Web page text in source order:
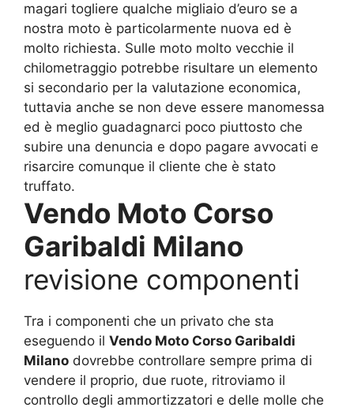
magari togliere qualche migliaio d’euro se a
nostra moto è particolarmente nuova ed è
molto richiesta. Sulle moto molto vecchie il
chilometraggio potrebbe risultare un elemento
si secondario per la valutazione economica,
tuttavia anche se non deve essere manomessa
ed è meglio guadagnarci poco piuttosto che
subire una denuncia e dopo pagare avvocati e
risarcire comunque il cliente che è stato
truffato.
Vendo Moto Corso
Garibaldi Milano
revisione componenti
Tra i componenti che un privato che sta
eseguendo il Vendo Moto Corso Garibaldi
Milano dovrebbe controllare sempre prima di
vendere il proprio, due ruote, ritroviamo il
controllo degli ammortizzatori e delle molle che